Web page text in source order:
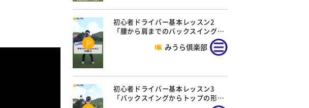
初心者ドライバー基本レッスン2
「腰から肩までのバックスイング…
みうら倶楽部
初心者ドライバー基本レッスン3
「バックスイングからトップの形…